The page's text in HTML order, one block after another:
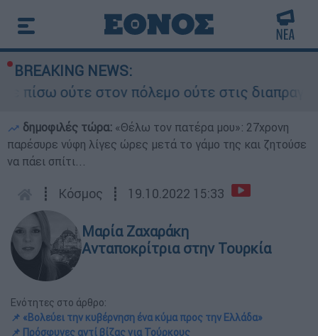
BREAKING NEWS:
στον πόλεμο ούτε στις
δημοφιλές τώρα: «Θέλω τον πατέρα μου»: 27χρονη
παρέσυρε νύφη λίγες ώρες μετά το γάμο της και ζητούσε
να πάει σπίτι...
┋ Κόσμος ┋ 19.10.2022 15:33
Μαρία Ζαχαράκη
Ανταποκρίτρια στην Τουρκία
Ενότητες στο άρθρο:
📌 «Βολεύει την κυβέρνηση ένα κύμα προς την Ελλάδα»
📌 Πρόσφυγες αντί βίζας για Τούρκους